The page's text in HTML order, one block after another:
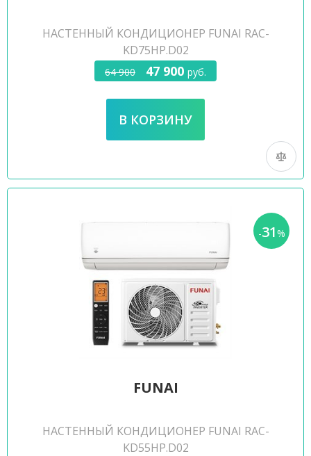
НАСТЕННЫЙ КОНДИЦИОНЕР FUNAI RAC-
KD75HP.D02
64 900 47 900 руб.
-31%
FUNAI
НАСТЕННЫЙ КОНДИЦИОНЕР FUNAI RAC-
KD55HP.D02